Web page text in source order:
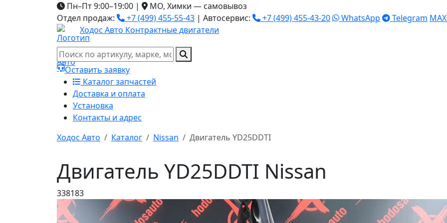
Пн–Пт 9:00–19:00 |
МО, Химки — самовывоз
Отдел продаж:
+7 (499) 455-55-43 | Автосервис: +7 (499) 455-43-20 WhatsApp Telegram MAX
Ходос Авто Контрактные двигатели
Оставить заявку
Каталог запчастей
Доставка и оплата
Установка
Контакты и адрес
Ходос Авто
Каталог Nissan Двигатель YD25DDTI
Двигатель YD25DDTI Nissan
338183